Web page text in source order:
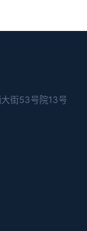
街53号院13号